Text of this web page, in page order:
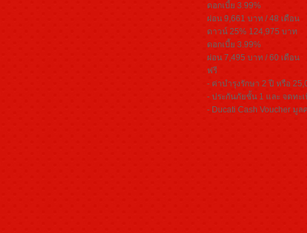
ดอกเบี้ย 3.99%
ผ่อน 9,661 บาท / 48 เดือน
ดาวน์ 25% 124,975 บาท
ดอกเบี้ย 3.99%
ผ่อน 7,495 บาท / 60 เดือน
ฟรี
- ค่าบำรุงรักษา 2 ปี หรือ
- ประกันภัยชั้น 1 และ จดทะ
- Ducati Cash Voucher มู